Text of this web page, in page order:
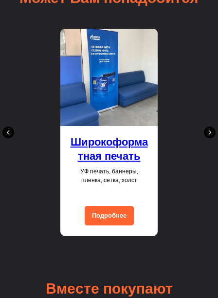
Широкоформа
тная печать
УФ печать, баннеры,
пленка, сетка, холст
Подробнее
Вместе покупают